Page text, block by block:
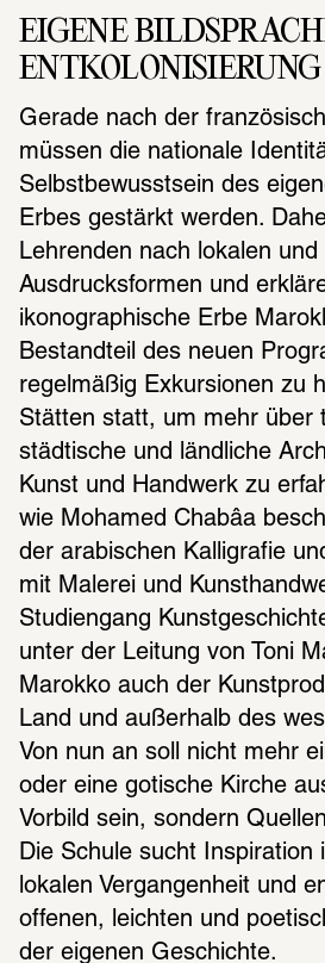
EIGENE
ENTKOLONISIERUNG
Gerade nach der
müssen die nationale
Selbstbewusstsein des
Erbes gestärkt werden.
Lehrenden nach lokalen
Ausdrucksformen und
ikonographische Erbe
Bestandteil des neuen
regelmäßig Exkursionen zu
Stätten statt, um mehr über
städtische und ländliche
Kunst und Handwerk zu
wie Mohamed Chabâa
der arabischen Kalligrafie
mit Malerei und
Studiengang
unter der Leitung von Toni
Marokko auch der
Land und außerhalb des
Von nun an soll nicht mehr
oder eine gotische Kirche
Vorbild sein, sondern
Die Schule sucht Inspiration
lokalen Vergangenheit und
offenen, leichten und
der eigenen Geschichte.